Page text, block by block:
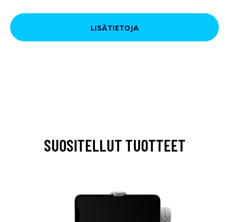
LISÄTIETOJA
SUOSITELLUT TUOTTEET